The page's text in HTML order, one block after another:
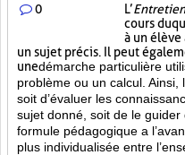
0 L’
cours
à un élève
un sujet précis. Il peut
unedémarche particulière
problème ou un calcul. Ainsi,
soit d’évaluer les
sujet donné, soit de le
formule pédagogique a
plus individualisée entre